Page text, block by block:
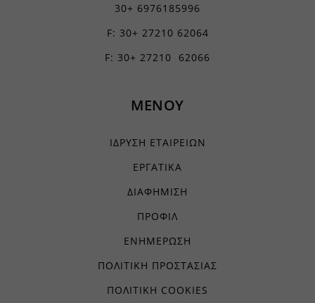
30+ 6976185996
F: 30+ 27210 62064
F: 30+ 27210 62066
ΜΕΝΟΥ
ΙΔΡΥΣΗ ΕΤΑΙΡΕΙΩΝ
ΕΡΓΑΤΙΚΑ
ΔΙΑΦΗΜΙΣΗ
ΠΡΟΦΙΛ
ΕΝΗΜΕΡΩΣΗ
ΠΟΛΙΤΙΚΗ ΠΡΟΣΤΑΣΙΑΣ
ΠΟΛΙΤΙΚΗ COOKIES